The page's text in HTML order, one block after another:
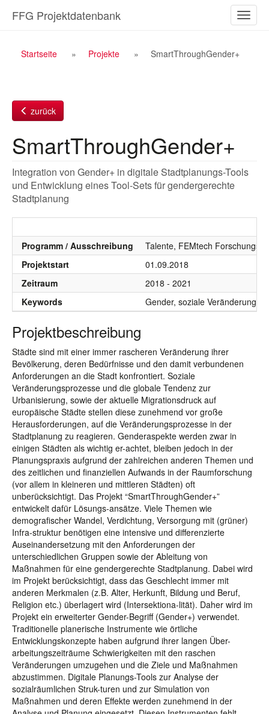
Inhalt
ein-/
FFG Projektdatenbank
Breadcrumb
Startseite Projekte SmartThroughGender+
zurück
SmartThroughGender+
Integration von Gender+ in digitale Stadtplanungs-Tools
und Entwicklung eines Tool-Sets für gendergerechte
Stadtplanung
Programm / Ausschreibung
Talente, FEMtech
Projektstart
01.09.2018
Zeitraum
2018 - 2021
Keywords
Gender, soziale
Projektbeschreibung
Städte sind mit einer immer rascheren Veränderung ihrer
Bevölkerung, deren Bedürfnisse und den damit verbundenen
Anforderungen an die Stadt konfrontiert. Soziale
Veränderungsprozesse und die globale Tendenz zur
Urbanisierung, sowie der aktuelle Migrationsdruck auf
europäische Städte stellen diese zunehmend vor große
Herausforderungen, auf die Veränderungsprozesse in der
Stadtplanung zu reagieren. Genderaspekte werden zwar in
einigen Städten als wichtig er-achtet, bleiben jedoch in der
Planungspraxis aufgrund der zahlreichen anderen Themen und
des zeitlichen und finanziellen Aufwands in der Raumforschung
(vor allem in kleineren und mittleren Städten) oft
unberücksichtigt. Das Projekt “SmartThroughGender+”
entwickelt dafür Lösungs-ansätze. Viele Themen wie
demografischer Wandel, Verdichtung, Versorgung mit (grüner)
Infra-struktur benötigen eine intensive und differenzierte
Auseinandersetzung mit den Anforderungen der
unterschiedlichen Gruppen sowie der Ableitung von
Maßnahmen für eine gendergerechte Stadtplanung. Dabei wird
im Projekt berücksichtigt, dass das Geschlecht immer mit
anderen Merkmalen (z.B. Alter, Herkunft, Bildung und Beruf,
Religion etc.) überlagert wird (Intersektiona-lität). Daher wird im
Projekt ein erweiterter Gender-Begriff (Gender+) verwendet.
Traditionelle planerische Instrumente wie örtliche
Entwicklungskonzepte haben aufgrund ihrer langen Über-
arbeitungszeiträume Schwierigkeiten mit den raschen
Veränderungen umzugehen und die Ziele und Maßnahmen
abzustimmen. Digitale Planungs-Tools zur Analyse der
sozialräumlichen Struk-turen und zur Simulation von
Maßnahmen und deren Effekte werden zunehmend in der